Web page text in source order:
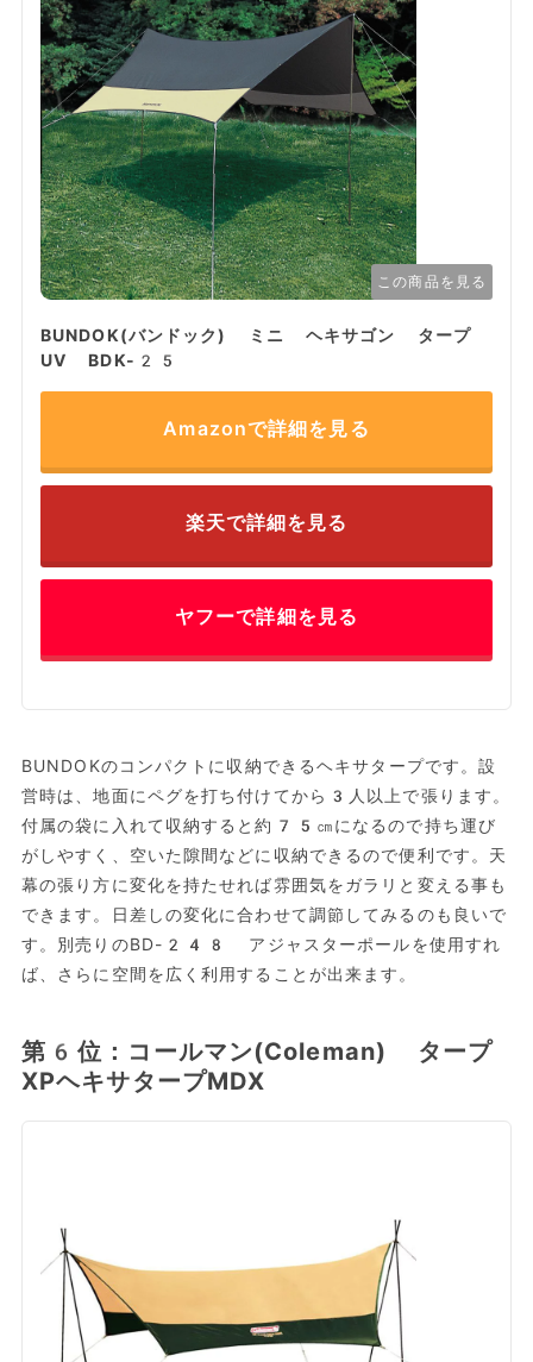
この商品を見る
BUNDOK(バンドック) ミニ ヘキサゴン タープ
UV BDK-25
Amazonで詳細を見る
楽天で詳細を見る
ヤフーで詳細を見る
BUNDOKのコンパクトに収納できるヘキサタープです。設
営時は、地面にペグを打ち付けてから3人以上で張ります。
付属の袋に入れて収納すると約75㎝になるので持ち運び
がしやすく、空いた隙間などに収納できるので便利です。天
幕の張り方に変化を持たせれば雰囲気をガラリと変える事も
できます。日差しの変化に合わせて調節してみるのも良いで
す。別売りのBD-248 アジャスターポールを使用すれ
ば、さらに空間を広く利用することが出来ます。
第6位：コールマン(Coleman) タープ
XPヘキサタープMDX